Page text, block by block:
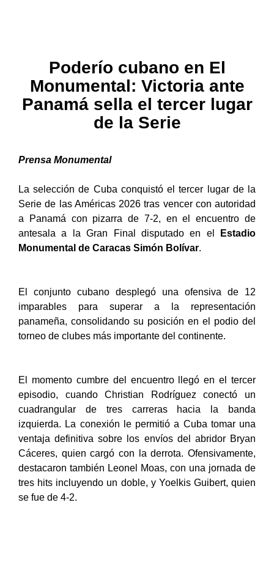
Poderío cubano en El
Monumental: Victoria ante
Panamá sella el tercer lugar
de la Serie
Prensa Monumental
La selección de Cuba conquistó el tercer lugar de la
Serie de las Américas 2026 tras vencer con autoridad
a Panamá con pizarra de 7-2, en el encuentro de
antesala a la Gran Final disputado en el
Estadio
Monumental de Caracas Simón Bolívar.
El conjunto cubano desplegó una ofensiva de 12
imparables para superar a la representación
panameña, consolidando su posición en el podio del
torneo de clubes más importante del continente.
El momento cumbre del encuentro llegó en el tercer
episodio, cuando Christian Rodríguez conectó un
cuadrangular de tres carreras hacia la banda
izquierda. La conexión le permitió a Cuba tomar una
ventaja definitiva sobre los envíos del abridor Bryan
Cáceres, quien cargó con la derrota. Ofensivamente,
destacaron también Leonel Moas, con una jornada de
tres hits incluyendo un doble, y Yoelkis Guibert, quien
se fue de 4-2.